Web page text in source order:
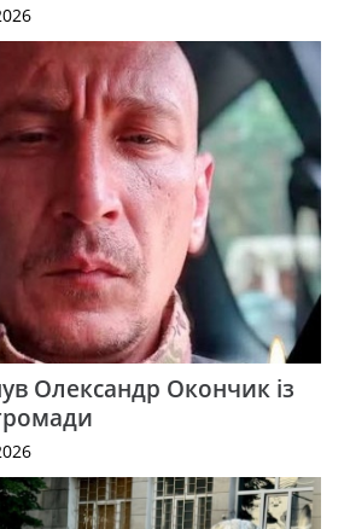
Олександр Окончик із